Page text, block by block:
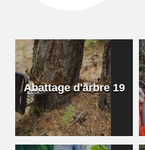
Abattage d'arbre 19